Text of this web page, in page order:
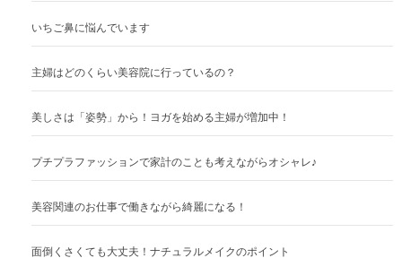
いちご鼻に悩んでいます
主婦はどのくらい美容院に行っているの？
美しさは「姿勢」から！ヨガを始める主婦が増加中！
プチプラファッションで家計のことも考えながらオシャレ♪
美容関連のお仕事で働きながら綺麗になる！
面倒くさくても大丈夫！ナチュラルメイクのポイント